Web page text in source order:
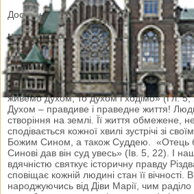
Достойним братам та сестрам
мир у Господі та Боже благословення!
Поки живемо у тілі - ходимо впевнено
апостол Павло вказує на глибшу не
живемо духом, то духом і ходімо» (Гл.
Духом – правдиве і праведне життя!
створіння на землі. Її життя обмежене,
сподівається кожної хвилі зустрічі зі
Божим Сином, а також Суддею. «Отець
Синові дав він суд увесь» (Ів. 5, 22). І
вдячністю святкує історичну правду
сповіщає кожній людині стан її вічності.
народжуючись від Діви Марії, чим